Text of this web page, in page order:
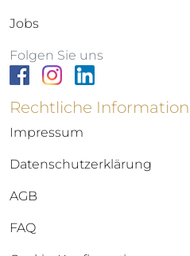
Jobs
Folgen Sie uns
Rechtliche
Impressum
Datenschutzerklärung
AGB
FAQ